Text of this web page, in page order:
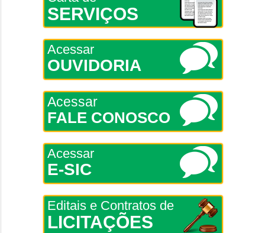
SERVIÇOS
Acessar
OUVIDORIA
Acessar
FALE CONOSCO
Acessar
E-SIC
Editais e Contratos de
LICITAÇÕES